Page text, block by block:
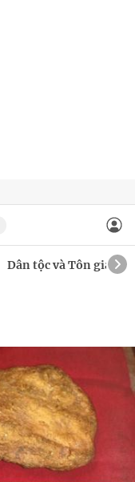
Dân tộc và Tôn giáo